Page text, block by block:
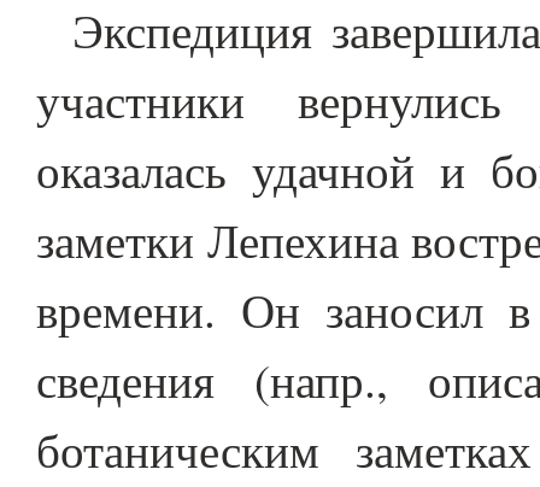
Экспедиция
участники
оказалась удачной и
заметки Лепехина
времени. Он заносил в
сведения (напр.,
ботаническим